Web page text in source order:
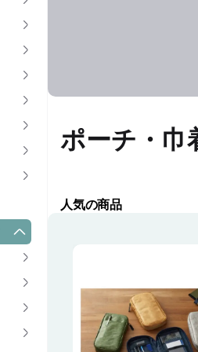
ポーチ・巾
人気の商品